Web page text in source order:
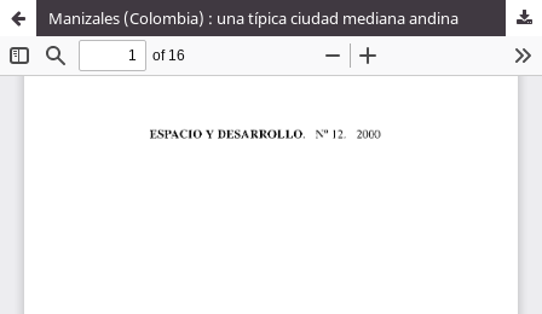
Manizales (Colombia) : una típica ciudad mediana andina